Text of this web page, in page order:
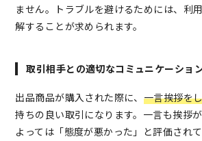
ません。トラブルを避けるためには、利
解することが求められます。
取引相手との適切なコミュニケーショ
出品商品が購入された際に、 一言挨拶を
持ちの良い取引になります。一言も挨拶
よっては「態度が悪かった」と評価され